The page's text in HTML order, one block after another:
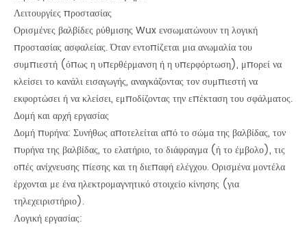
Λειτουργίες προστασίας
Ορισμένες βαλβίδες ρύθμισης Wux ενσωματώνουν τη λογική
προστασίας ασφαλείας. Όταν εντοπίζεται μια ανωμαλία του
συμπιεστή (όπως η υπερθέρμανση ή η υπερφόρτωση), μπορεί να
κλείσει το κανάλι εισαγωγής, αναγκάζοντας τον συμπιεστή να
εκφορτώσει ή να κλείσει, εμποδίζοντας την επέκταση του σφάλματος.
Δομή και αρχή εργασίας
Δομή πυρήνα: Συνήθως αποτελείται από το σώμα της βαλβίδας, τον
πυρήνα της βαλβίδας, το ελατήριο, το διάφραγμα (ή το έμβολο), τις
οπές ανίχνευσης πίεσης και τη διεπαφή ελέγχου. Ορισμένα μοντέλα
έρχονται με ένα ηλεκτρομαγνητικό στοιχείο κίνησης (για
τηλεχειριστήριο).
Λογική εργασίας: